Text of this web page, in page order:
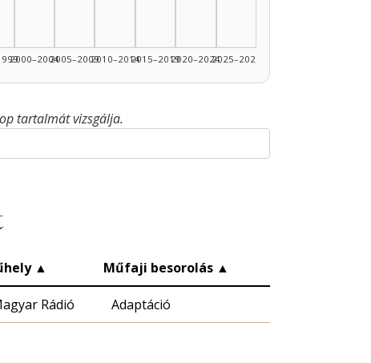
2000–20042005–20092010–20142015–20192020–20242025–2026
tartalmát vizsgálja.
▲ Műfaji besorolás ▲
Rádió Adaptáció